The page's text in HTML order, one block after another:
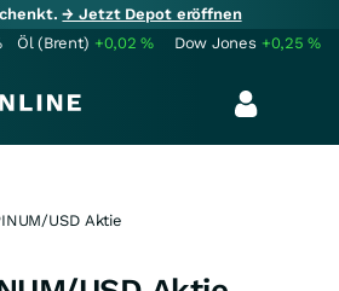
→ Jetzt Depot eröffnen
Öl (Brent) +0,02% Dow Jones +0,25%
USD Aktie